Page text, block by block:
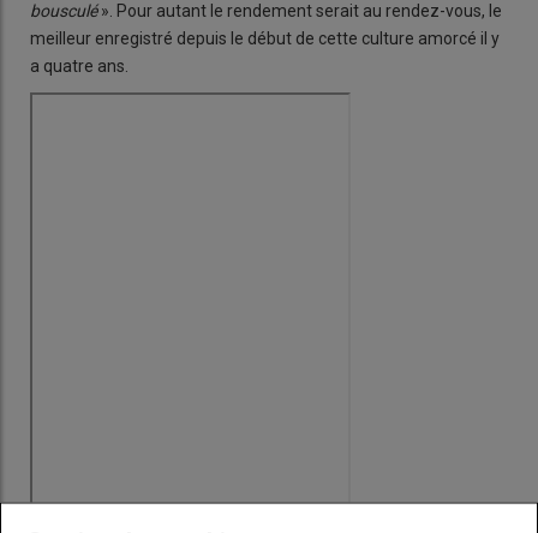
bousculé». Pour autant le rendement serait au rendez-vous, le
meilleur enregistré depuis le début de cette culture amorcé il y
a quatre ans.